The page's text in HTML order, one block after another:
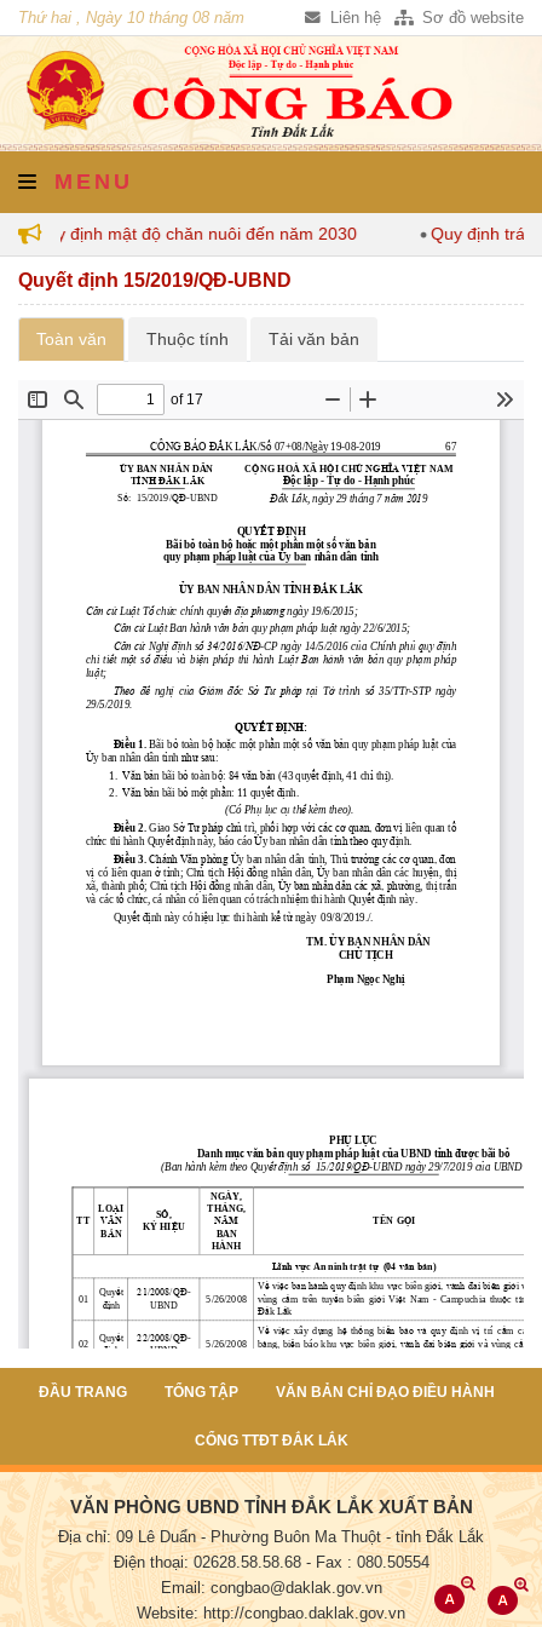
Thứ hai , Ngày 10 tháng 08 năm
2026
Liên hệ Sơ đồ website
MENU
quy định mật độ chăn nuôi đến năm 2030 Quy định
Quyết định 15/2019/QĐ-UBND
Toàn văn Thuộc tính Tải văn bản
ĐẦU TRANG TỔNG TẬP VĂN BẢN CHỈ ĐẠO ĐIỀU HÀNH
CỔNG TTĐT ĐẮK LẮK
VĂN PHÒNG UBND TỈNH ĐẮK LẮK XUẤT BẢN
Địa chỉ: 09 Lê Duẩn - Phường Buôn Ma Thuột - tỉnh Đắk Lắk
Điện thoại: 02628.58.58.68- Fax : 080.50554
Email: congbao@daklak.gov.vn
Website: http://congbao.daklak.gov.vn